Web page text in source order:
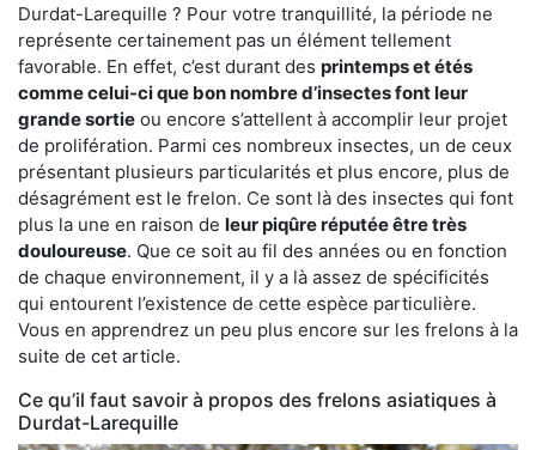
Durdat-Larequille ? Pour votre tranquillité, la période ne
représente certainement pas un élément tellement
favorable. En effet, c’est durant des printemps et étés
comme celui-ci que bon nombre d’insectes font leur
grande sortie ou encore s’attellent à accomplir leur projet
de prolifération. Parmi ces nombreux insectes, un de ceux
présentant plusieurs particularités et plus encore, plus de
désagrément est le frelon. Ce sont là des insectes qui font
plus la une en raison de leur piqûre réputée être très
douloureuse. Que ce soit au fil des années ou en fonction
de chaque environnement, il y a là assez de spécificités
qui entourent l’existence de cette espèce particulière.
Vous en apprendrez un peu plus encore sur les frelons à la
suite de cet article.
Ce qu’il faut savoir à propos des frelons asiatiques à
Durdat-Larequille